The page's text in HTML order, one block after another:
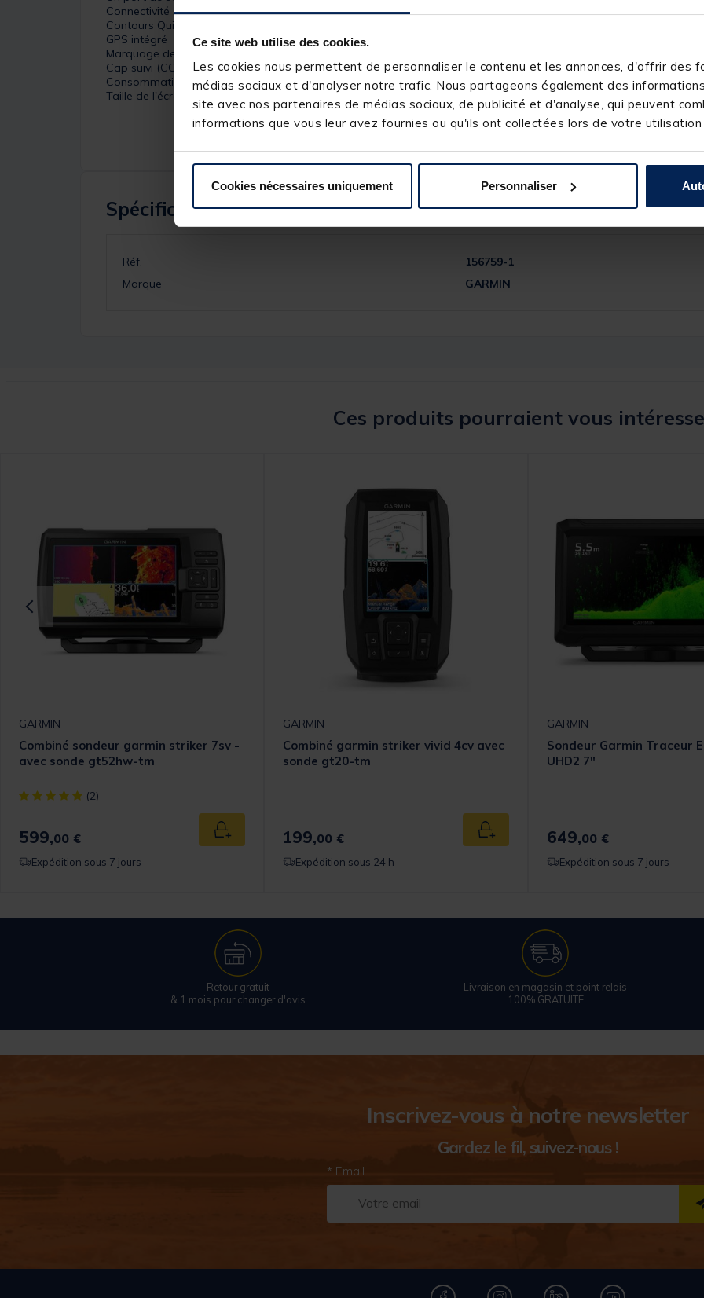
Ce site web utilise des cookies.
Les cookies nous permettent de personnaliser le contenu et les annonces, d'offrir des
médias sociaux et d'analyser notre trafic. Nous partageons également des
site avec nos partenaires de médias sociaux, de publicité et d'analyse, qui peuvent
informations que vous leur avez fournies ou qu'ils ont collectées lors de votre
Cookies nécessaires uniquement Personnaliser
Connectivité sans fil : oui
Contours Quickdraw
GPS intégré
Marquage des waypoints
Cap suivi (COG)
Consommation constatée à 12 V : 0,75A
Taille de l'écran : 9 pouces
Spécifications
Réf.
156759-1
Marque
GARMIN
Ces produits pourraient vous
panier
GARMIN
Combiné sondeur garmin striker 7sv -
avec sonde gt52hw-tm
[object Object] out of 5 Customer Rating
(2)
599,00 € Ajouter au panier
Expédition sous 7 jours
GARMIN
Combiné garmin striker vivid 4cv avec
sonde gt20-tm
199,00 € Ajouter au panier
Expédition sous 24 h
GARMIN
Sondeur Garmin Traceur
UHD2 7"
649,00 €
Expédition sous 7 jours
Retour gratuit
& 1 mois pour changer d'avis
Livraison en magasin et point relais
100% GRATUITE
Inscrivez-vous à notre newsletter
Gardez le fil, suivez-nous !
* Email